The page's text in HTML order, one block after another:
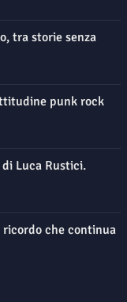
tra storie senza
punk rock
Luca Rustici.
ricordo che continua